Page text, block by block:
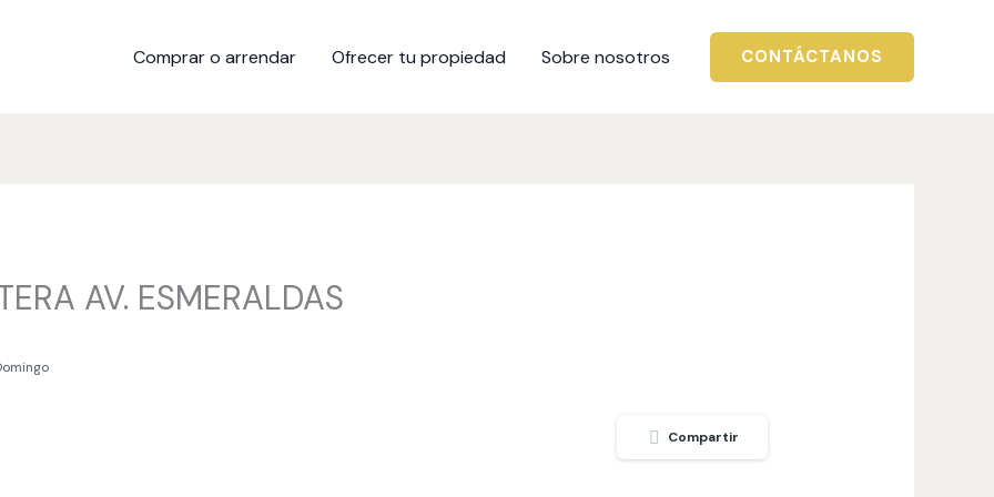
Comprar o arrendar Ofrecer tu propiedad Sobre nosotros CONTÁCTANOS
AV. ESMERALDAS
Compartir